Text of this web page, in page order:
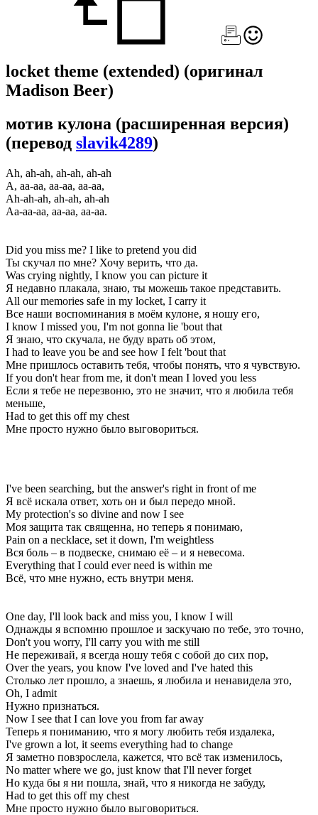
locket theme (extended) (оригинал
Madison Beer)
мотив кулона (расширенная версия)
(перевод slavik4289)
Ah, ah-ah, ah-ah, ah-ah
А, аа-аа, аа-аа, аа-аа,
Ah-ah-ah, ah-ah, ah-ah
Аа-аа-аа, аа-аа, аа-аа.
Did you miss me? I like to pretend you did
Ты скучал по мне? Хочу верить, что да.
Was crying nightly, I know you can picture it
Я недавно плакала, знаю, ты можешь такое представить.
All our memories safe in my locket, I carry it
Все наши воспоминания в моём кулоне, я ношу его,
I know I missed you, I'm not gonna lie 'bout that
Я знаю, что скучала, не буду врать об этом,
I had to leave you be and see how I felt 'bout that
Мне пришлось оставить тебя, чтобы понять, что я чувствую.
If you don't hear from me, it don't mean I loved you less
Если я тебе не перезвоню, это не значит, что я любила тебя
меньше,
Had to get this off my chest
Мне просто нужно было выговориться.
I've been searching, but the answer's right in front of me
Я всё искала ответ, хоть он и был передо мной.
My protection's so divine and now I see
Моя защита так священна, но теперь я понимаю,
Pain on a necklace, set it down, I'm weightless
Вся боль – в подвеске, снимаю её – и я невесома.
Everything that I could ever need is within me
Всё, что мне нужно, есть внутри меня.
One day, I'll look back and miss you, I know I will
Однажды я вспомню прошлое и заскучаю по тебе, это точно,
Don't you worry, I'll carry you with me still
Не переживай, я всегда ношу тебя с собой до сих пор,
Over the years, you know I've loved and I've hated this
Столько лет прошло, а знаешь, я любила и ненавидела это,
Oh, I admit
Нужно признаться.
Now I see that I can love you from far away
Теперь я пониманию, что я могу любить тебя издалека,
I've grown a lot, it seems everything had to change
Я заметно повзрослела, кажется, что всё так изменилось,
No matter where we go, just know that I'll never forget
Но куда бы я ни пошла, знай, что я никогда не забуду,
Had to get this off my chest
Мне просто нужно было выговориться.